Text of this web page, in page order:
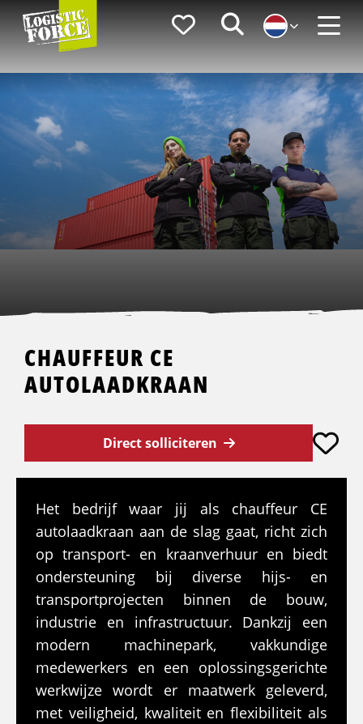
Logistic
Force
FavorietenZoeken
CHAUFFEUR CE
AUTOLAADKRAAN
Direct solliciteren
Het bedrijf waar jij als chauffeur CE
autolaadkraan aan de slag gaat, richt zich
op transport- en kraanverhuur en biedt
ondersteuning bij diverse hijs- en
transportprojecten binnen de bouw,
industrie en infrastructuur. Dankzij een
modern machinepark, vakkundige
medewerkers en een oplossingsgerichte
werkwijze wordt er maatwerk geleverd,
met veiligheid, kwaliteit en flexibiliteit als